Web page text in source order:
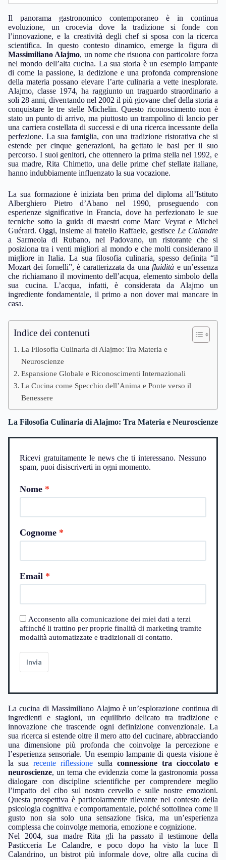
Il panorama gastronomico contemporaneo è in continua
evoluzione, un crocevia dove la tradizione si fonde con
l’innovazione, e la creatività degli chef si sposa con la ricerca
scientifica. In questo contesto dinamico, emerge la figura di
Massimiliano Alajmo, un nome che risuona con particolare forza
nel mondo dell’alta cucina. La sua storia è un esempio lampante
di come la passione, la dedizione e una profonda comprensione
della materia possano elevare l’arte culinaria a vette inesplorate.
Alajmo, classe 1974, ha raggiunto un traguardo straordinario a
soli 28 anni, diventando nel 2002 il più giovane chef della storia a
conquistare le tre stelle Michelin. Questo riconoscimento non è
stato un punto di arrivo, ma piuttosto un trampolino di lancio per
una carriera costellata di successi e di una ricerca incessante della
perfezione. La sua famiglia, con una tradizione ristorativa che si
estende per cinque generazioni, ha gettato le basi per il suo
percorso. I suoi genitori, che ottennero la prima stella nel 1992, e
sua madre, Rita Chimetto, una delle prime chef stellate italiane,
hanno indubbiamente influenzato la sua vocazione.
La sua formazione è iniziata ben prima del diploma all’Istituto
Alberghiero Pietro d’Abano nel 1990, proseguendo con
esperienze significative in Francia, dove ha perfezionato le sue
tecniche sotto la guida di maestri come Marc Veyrat e Michel
Guérard. Oggi, insieme al fratello Raffaele, gestisce Le Calandre
a Sarmeola di Rubano, nel Padovano, un ristorante che si
posiziona tra i venti migliori al mondo e che molti considerano il
migliore in Italia. La sua filosofia culinaria, spesso definita “il
Mozart dei fornelli”, è caratterizzata da unafluidità e un’essenza
che richiamano il movimento dell’acqua, elemento simbolo della
sua cucina. L’acqua, infatti, è considerata da Alajmo un
ingrediente fondamentale, il primo a non dover mai mancare in
casa.
Indice dei contenuti
La Filosofia Culinaria di Alajmo: Tra Materia e
Neuroscienze
Espansione Globale e Riconoscimenti Internazionali
La Cucina come Specchio dell’Anima e Ponte verso il
Benessere
La Filosofia Culinaria di Alajmo: Tra Materia e Neuroscienze
Ricevi gratuitamente le news che ti interessano. Nessuno
spam, puoi disiscriverti in ogni momento.
Nome
Cognome
Email
Acconsento alla comunicazione dei miei dati a terzi
affinché li trattino per proprie finalità di marketing tramite
modalità automatizzate e tradizionali di contatto.
Invia
La cucina di Massimiliano Alajmo è un’esplorazione continua di
ingredienti e stagioni, un equilibrio delicato tra tradizione e
innovazione che trascende ogni definizione convenzionale. La
sua ricerca si estende oltre il mero atto del cucinare, abbracciando
una dimensione più profonda che coinvolge la percezione e
l’esperienza sensoriale. Un esempio lampante di questa visione è
la suarecente riflessione sulla connessione tra cioccolato e
neuroscienze, un tema che evidenzia come la gastronomia possa
dialogare con discipline scientifiche per comprendere meglio
l’impatto del cibo sul nostro cervello e sulle nostre emozioni.
Questa prospettiva è particolarmente rilevante nel contesto della
psicologia cognitiva e comportamentale, poiché sottolinea come il
gusto non sia solo una sensazione fisica, ma un’esperienza
complessa che coinvolge memoria, emozione e cognizione.
Nel 2004, sua madre Rita gli ha passato il testimone della
Pasticceria Le Calandre, e poco dopo ha visto la luce Il
Calandrino, un bistrot più informale dove, oltre alla cucina di